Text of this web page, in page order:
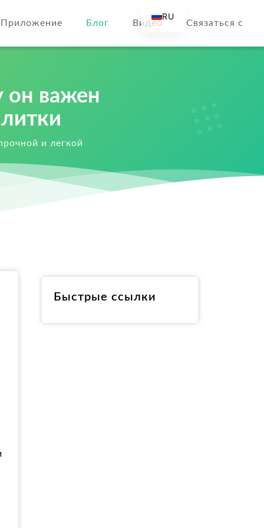
Приложение Блог Видео Связаться с
он важен
и легкой
Быстрые ссылки
RU
FI